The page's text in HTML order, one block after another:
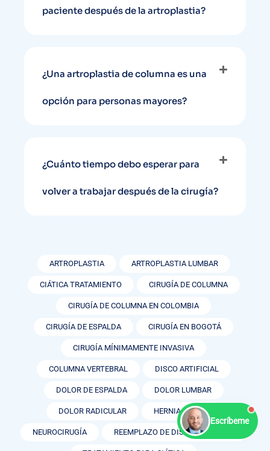
paciente después de la artroplastia?
¿Una artroplastia de columna es una
opción para personas mayores?
¿Cuánto tiempo debo esperar para
volver a trabajar después de la cirugía?
ARTROPLASTIA ARTROPLASTIA LUMBAR
CIÁTICA TRATAMIENTO CIRUGÍA DE COLUMNA
CIRUGÍA DE COLUMNA EN COLOMBIA
CIRUGÍA DE ESPALDA CIRUGÍA EN BOGOTÁ
CIRUGÍA MÍNIMAMENTE INVASIVA
COLUMNA VERTEBRAL DISCO ARTIFICIAL
DOLOR DE ESPALDA DOLOR LUMBAR
DOLOR RADICULAR HERNIA DISCAL
NEUROCIRUGÍA REEMPLAZO DE DISCO ARTIFICIAL
Escríbeme